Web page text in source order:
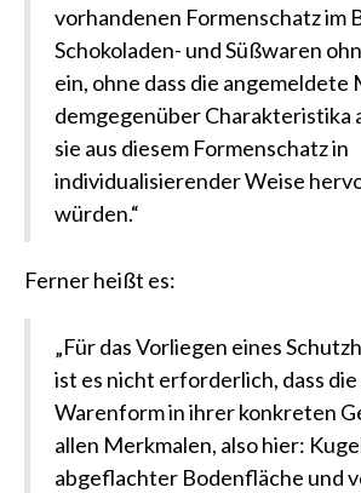
vorhandenen Formenschatz im
Schokoladen- und Süßwaren
ein, ohne dass die angemeldete
demgegenüber Charakteristika
sie aus diesem Formenschatz in
individualisierender Weise
würden.“
Ferner heißt es:
„Für das Vorliegen eines
ist es nicht erforderlich, dass
Warenform in ihrer konkreten
allen Merkmalen, also hier:
abgeflachter Bodenfläche und